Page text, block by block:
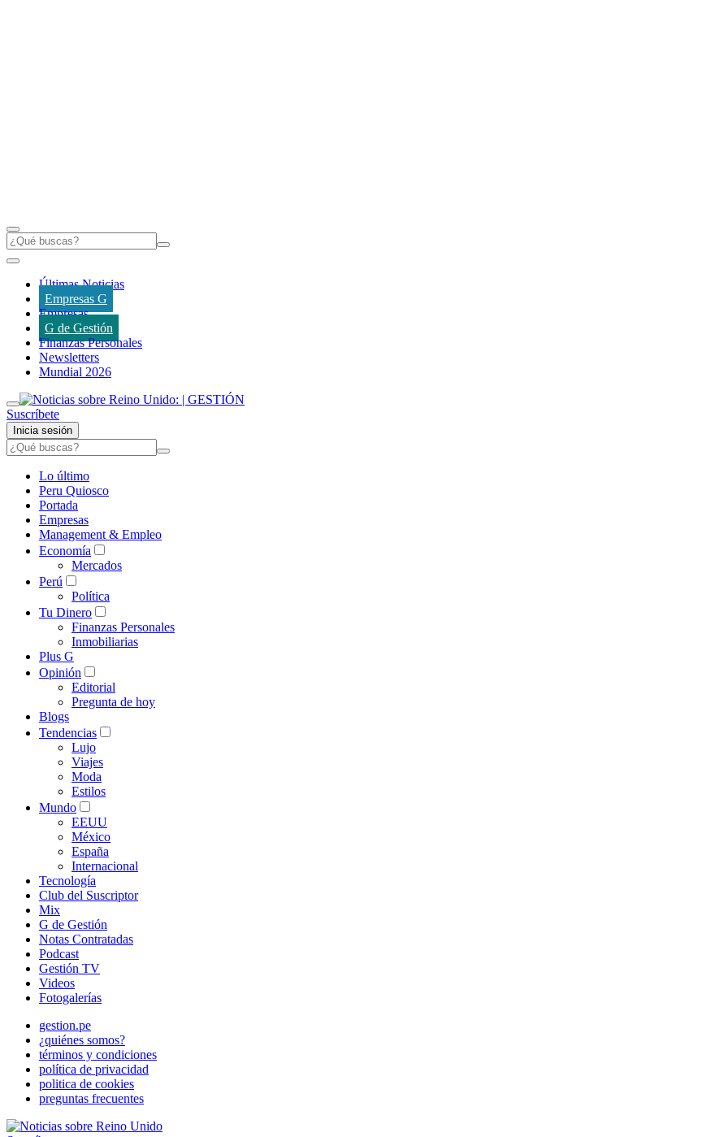
Últimas Noticias
Empresas G
Empresas
G de Gestión
Finanzas Personales
Newsletters
Mundial 2026
Suscríbete
Inicia sesión
Lo último
Peru Quiosco
Portada
Empresas
Management & Empleo
Economía
Mercados
Perú
Política
Tu Dinero
Finanzas Personales
Inmobiliarias
Plus G
Opinión
Editorial
Pregunta de hoy
Blogs
Tendencias
Lujo
Viajes
Moda
Estilos
Mundo
EEUU
México
España
Internacional
Tecnología
Club del Suscriptor
Mix
G de Gestión
Notas Contratadas
Podcast
Gestión TV
Videos
Fotogalerías
gestion.pe
¿quiénes somos?
términos y condiciones
política de privacidad
politica de cookies
preguntas frecuentes